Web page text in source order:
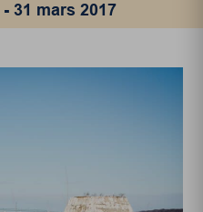
-31 mars 2017